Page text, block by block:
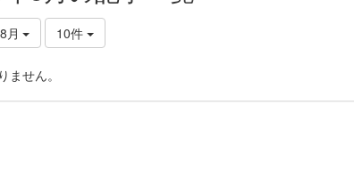
月 10件
ません。